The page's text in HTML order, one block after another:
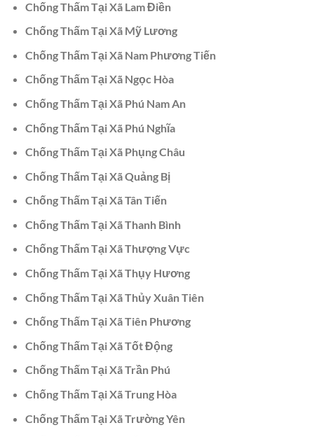
Chống Thấm Tại Xã Lam Điền
Chống Thấm Tại Xã Mỹ Lương
Chống Thấm Tại Xã Nam Phương Tiến
Chống Thấm Tại Xã Ngọc Hòa
Chống Thấm Tại Xã Phú Nam An
Chống Thấm Tại Xã Phú Nghĩa
Chống Thấm Tại Xã Phụng Châu
Chống Thấm Tại Xã Quảng Bị
Chống Thấm Tại Xã Tân Tiến
Chống Thấm Tại Xã Thanh Bình
Chống Thấm Tại Xã Thượng Vực
Chống Thấm Tại Xã Thụy Hương
Chống Thấm Tại Xã Thủy Xuân Tiên
Chống Thấm Tại Xã Tiên Phương
Chống Thấm Tại Xã Tốt Động
Chống Thấm Tại Xã Trần Phú
Chống Thấm Tại Xã Trung Hòa
Chống Thấm Tại Xã Trường Yên